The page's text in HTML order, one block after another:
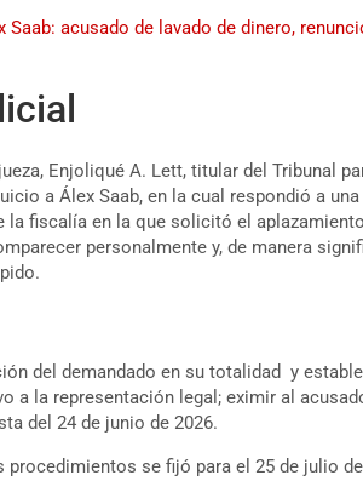
Saab: acusado de lavado de dinero,
Enjoliqué A. Lett, titular del Tribunal
a Álex Saab, en la cual respondió a
fiscalía en la que solicitó el
personalmente y, de manera
del demandado en su totalidad y
a la representación legal; eximir al
del 24 de junio de 2026.
procedimientos se fijó para el 25 de julio